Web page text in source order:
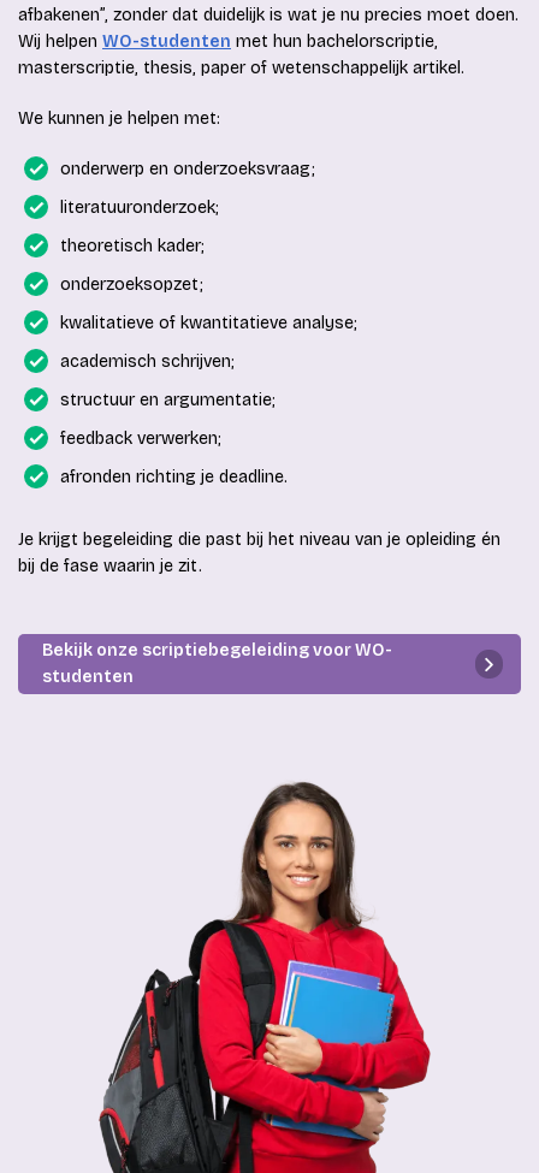
afbakenen”, zonder dat duidelijk is wat je nu precies moet doen.
Wij helpen WO-studenten met hun bachelorscriptie,
masterscriptie, thesis, paper of wetenschappelijk artikel.
We kunnen je helpen met:
onderwerp en onderzoeksvraag;
literatuuronderzoek;
theoretisch kader;
onderzoeksopzet;
kwalitatieve of kwantitatieve analyse;
academisch schrijven;
structuur en argumentatie;
feedback verwerken;
afronden richting je deadline.
Je krijgt begeleiding die past bij het niveau van je opleiding én
bij de fase waarin je zit.
Bekijk onze scriptiebegeleiding voor WO-
studenten